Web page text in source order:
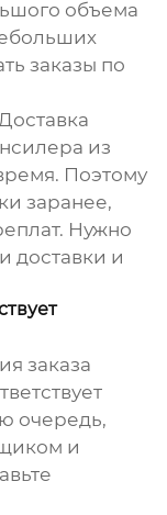
объема
заказы по
из
Поэтому
заранее,
Нужно
доставки и
заказа
очередь,
и